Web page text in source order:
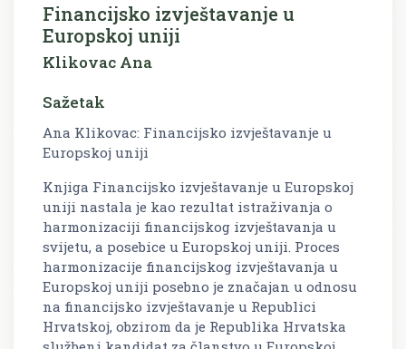
Financijsko izvještavanje u
Europskoj uniji
Klikovac Ana
Sažetak
Ana Klikovac: Financijsko izvještavanje u
Europskoj uniji
Knjiga Financijsko izvještavanje u Europskoj
uniji nastala je kao rezultat istraživanja o
harmonizaciji financijskog izvještavanja u
svijetu, a posebice u Europskoj uniji. Proces
harmonizacije financijskog izvještavanja u
Europskoj uniji posebno je značajan u odnosu
na financijsko izvještavanje u Republici
Hrvatskoj, obzirom da je Republika Hrvatska